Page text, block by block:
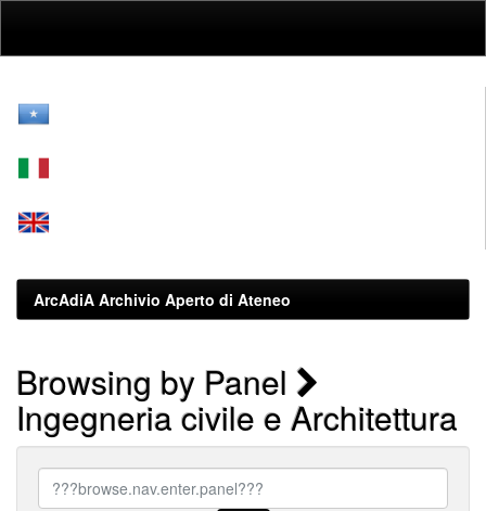
ArcAdiA Archivio Aperto di Ateneo
Browsing by Panel
Ingegneria civile e Architettura
???
browse.nav.enter.panel???